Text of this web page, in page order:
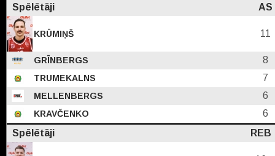
Spēlētāji
AS
KRŪMIŅŠ 11
GRĪNBERGS 8
TRUMEKALNS 7
MELLENBERGS 6
KRAVČENKO
6
Spēlētāji
REB